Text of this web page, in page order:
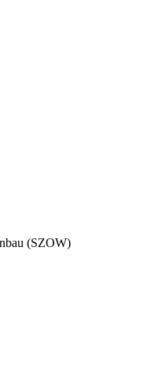
(SZOW)